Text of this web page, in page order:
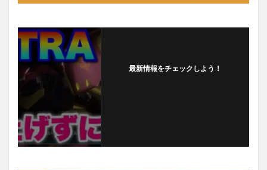
最新情報をチェックしよう！